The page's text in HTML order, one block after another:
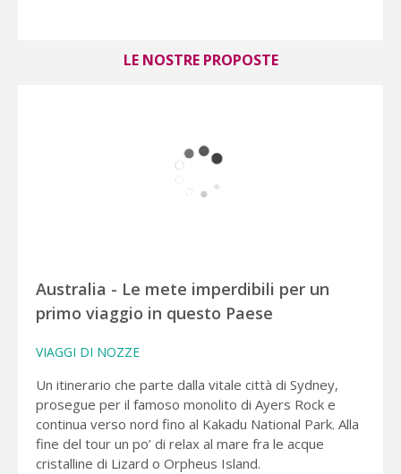
LE NOSTRE PROPOSTE
Australia - Le mete imperdibili per un
primo viaggio in questo Paese
VIAGGI DI NOZZE
Un itinerario che parte dalla vitale città di Sydney,
prosegue per il famoso monolito di Ayers Rock e
continua verso nord fino al Kakadu National Park. Alla
fine del tour un po’ di relax al mare fra le acque
cristalline di Lizard o Orpheus Island.